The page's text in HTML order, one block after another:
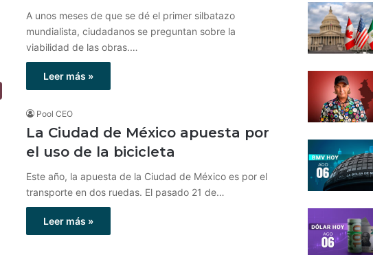
A unos meses de que se dé el primer silbatazo
mundialista, ciudadanos se preguntan sobre la
viabilidad de las obras.…
Leer más »
Pool CEO
La Ciudad de México apuesta por
el uso de la bicicleta
Este año, la apuesta de la Ciudad de México es por el
transporte en dos ruedas. El pasado 21 de…
Leer más »